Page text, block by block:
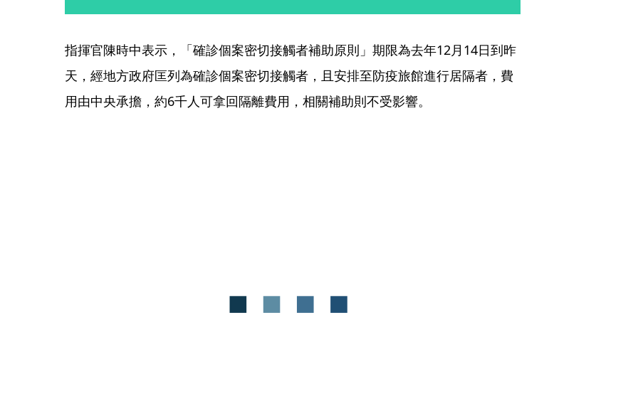
指揮官陳時中表示，「確診個案密切接觸者補助原則」期限為去年12月14日到昨
天，經地方政府匡列為確診個案密切接觸者，且安排至防疫旅館進行居隔者，費
用由中央承擔，約6千人可拿回隔離費用，相關補助則不受影響。